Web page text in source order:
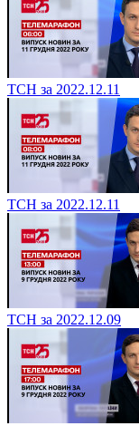
ТСН за 2022.12.11
ТСН за 2022.12.11
ТСН за 2022.12.09